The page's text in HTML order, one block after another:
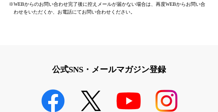
※WEBからのお問い合わせ完了後に控えメールが届かない場合は、再度WEBからお問い合
わせをいただくか、お電話にてお問い合わせください。
公式SNS・メールマガジン登録